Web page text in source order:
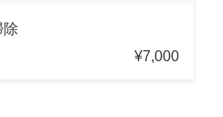
除
¥7,000